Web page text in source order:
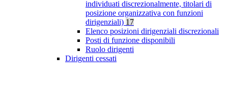
individuati discrezionalmente, titolari di
posizione organizzativa con funzioni
dirigenziali) 17
Elenco posizioni dirigenziali discrezionali
Posti di funzione disponibili
Ruolo dirigenti
Dirigenti cessati